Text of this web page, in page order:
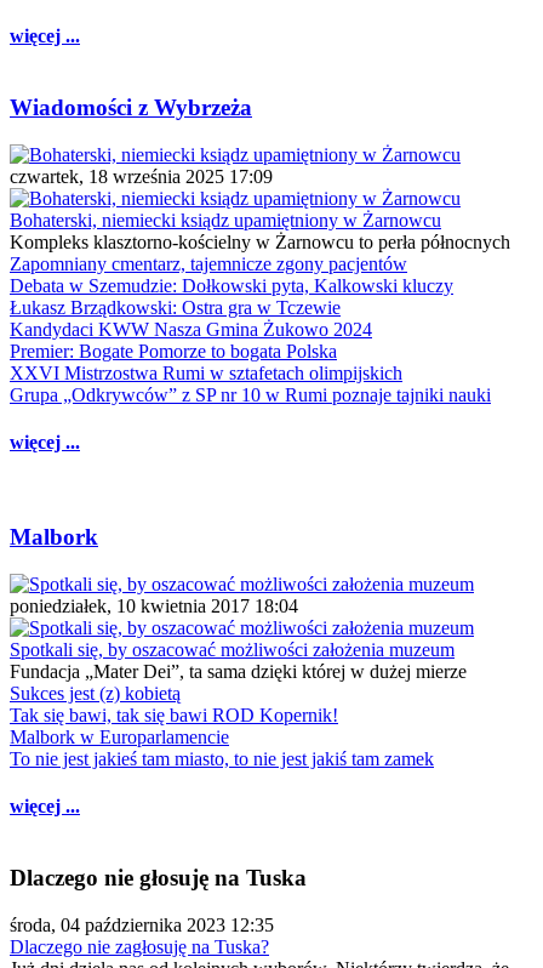
więcej ...
Wiadomości z Wybrzeża
czwartek, 18 września 2025 17:09
Bohaterski, niemiecki ksiądz upamiętniony w Żarnowcu
Kompleks klasztorno-kościelny w Żarnowcu to perła północnych
Zapomniany cmentarz, tajemnicze zgony pacjentów
Debata w Szemudzie: Dołkowski pyta, Kalkowski kluczy
Łukasz Brządkowski: Ostra gra w Tczewie
Kandydaci KWW Nasza Gmina Żukowo 2024
Premier: Bogate Pomorze to bogata Polska
XXVI Mistrzostwa Rumi w sztafetach olimpijskich
Grupa „Odkrywców” z SP nr 10 w Rumi poznaje tajniki nauki
więcej ...
Malbork
poniedziałek, 10 kwietnia 2017 18:04
Spotkali się, by oszacować możliwości założenia muzeum
Fundacja „Mater Dei”, ta sama dzięki której w dużej mierze
Sukces jest (z) kobietą
Tak się bawi, tak się bawi ROD Kopernik!
Malbork w Europarlamencie
To nie jest jakieś tam miasto, to nie jest jakiś tam zamek
więcej ...
Dlaczego nie głosuję na Tuska
środa, 04 października 2023 12:35
Dlaczego nie zagłosuję na Tuska?